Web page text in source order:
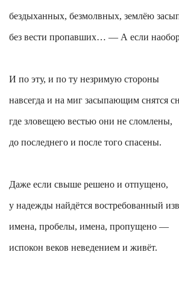
бездыханных, безмолвных, землёю
без вести пропавших… — А если
И по эту, и по ту незримую стороны
навсегда и на миг засыпающим снятся
где зловещею вестью они не сломлены,
до последнего и после того спасены.
Даже если свыше решено и отпущено,
у надежды найдётся востребованный
имена, пробелы, имена, пропущено —
испокон веков неведением и живёт.